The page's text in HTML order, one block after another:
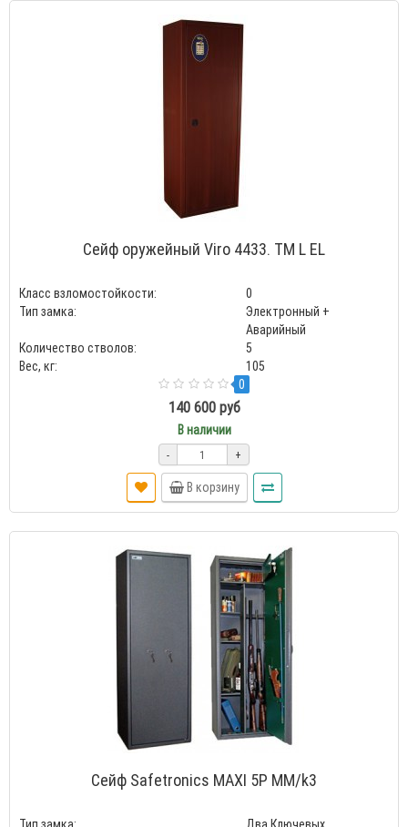
Сейф оружейный Viro 4433. TM L EL
Класс взломостойкости:
0
Тип замка:
Электронный +
Аварийный
Количество стволов:
5
Вес, кг:
105
0
140 600 руб
В наличии
- +
В корзину
Сейф Safetronics MAXI 5P MM/k3